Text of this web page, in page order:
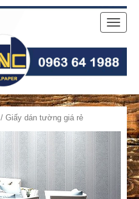
Toggle
/ Giấy dán tường giá rẻ